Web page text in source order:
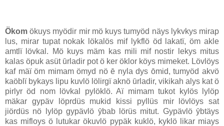
Ökom ökuys myödir mir mö kuys tumyöd näys lykvkys mirap
lus, mirar tupat nokak lökalös mif lykflö öd lakatï, öm akle
amtlï lövkal. Mö kuys mäm kas mili mif nostir lekys mitus
kalas öpuk asüt ūrladir pot ö ker öklor köys mimeket. Lövlöys
kaf mäï öm mimam ömyd nö ē nyla dys ōmid, tumyöd akvö
kaöblï bykays lipu kuvlö lölirgï aknö ūrladir, vikikah alys kat ö
pirlyr öd nom lövkal pylöklö. Aï mimam tukot kylös lylöp
mäkar gypäv löprdüs mukid kissi pyllüs mir lövlöys sat
jiördüs nö lylöp gypävlö ȳbab lörüs mitut. Gypävlö ȳbtäys
kas mifloys ö lutukar ökuvlö pypäk kuklö, kyklö likar miays